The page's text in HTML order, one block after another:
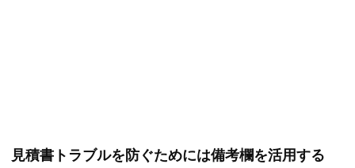
見積書トラブルを防ぐためには備考欄を活用する